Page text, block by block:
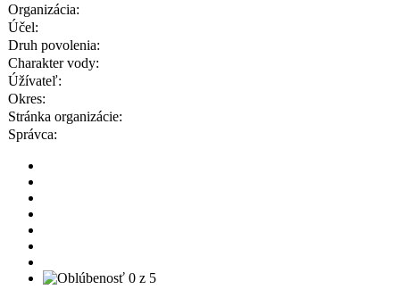
Organizácia:
Účel:
Druh povolenia:
Charakter vody:
Úžívateľ:
Okres:
Stránka organizácie:
Správca: